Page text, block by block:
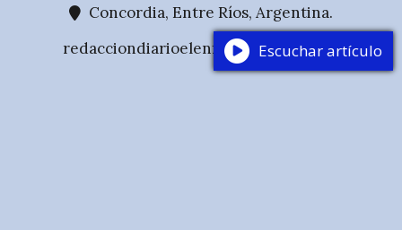
Concordia, Entre Ríos, Argentina.
redacciondiarioelenfoque@gmail.com
Escuchar artículo